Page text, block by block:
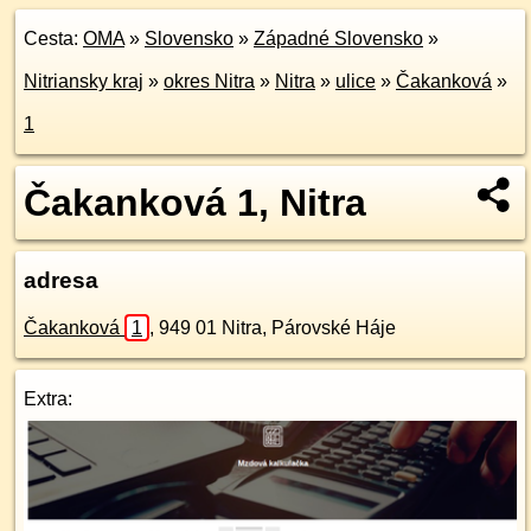
Cesta: OMA» Slovensko » Západné Slovensko »
Nitriansky kraj » okres Nitra » Nitra » ulice » Čakanková »
1
Čakanková 1, Nitra
adresa
Čakanková 1 , 949 01 Nitra, Párovské Háje
Extra: